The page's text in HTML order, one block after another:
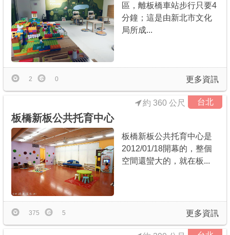
區，離板橋車站步行只要4
分鐘；這是由新北市文化
局所成...
更多資訊
2 0
台北
板橋新板公共托育中心
約 360 公尺
板橋新板公共托育中心是
2012/01/18開幕的，整個
空間還蠻大的，就在板...
更多資訊
375 5